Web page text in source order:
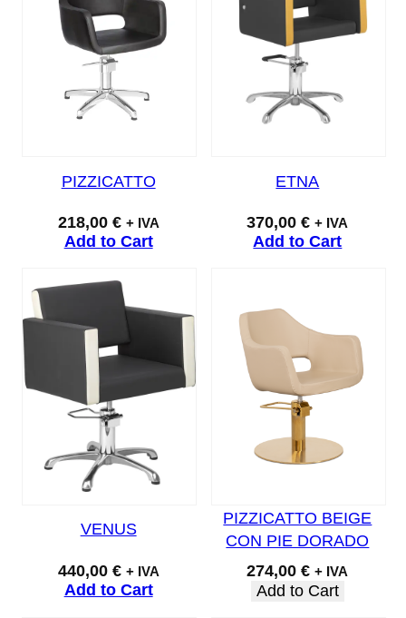
PIZZICATTO
218,00 € + IVA
Add to Cart
ETNA
370,00€ + IVA
Add to Cart
VENUS
440,00 € + IVA
Add to Cart
PIZZICATTO BEIGE
CON PIE DORADO
274,00€ + IVA
Add to Cart